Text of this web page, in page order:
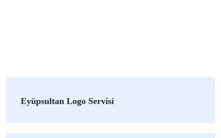
Eyüpsultan Logo Servisi